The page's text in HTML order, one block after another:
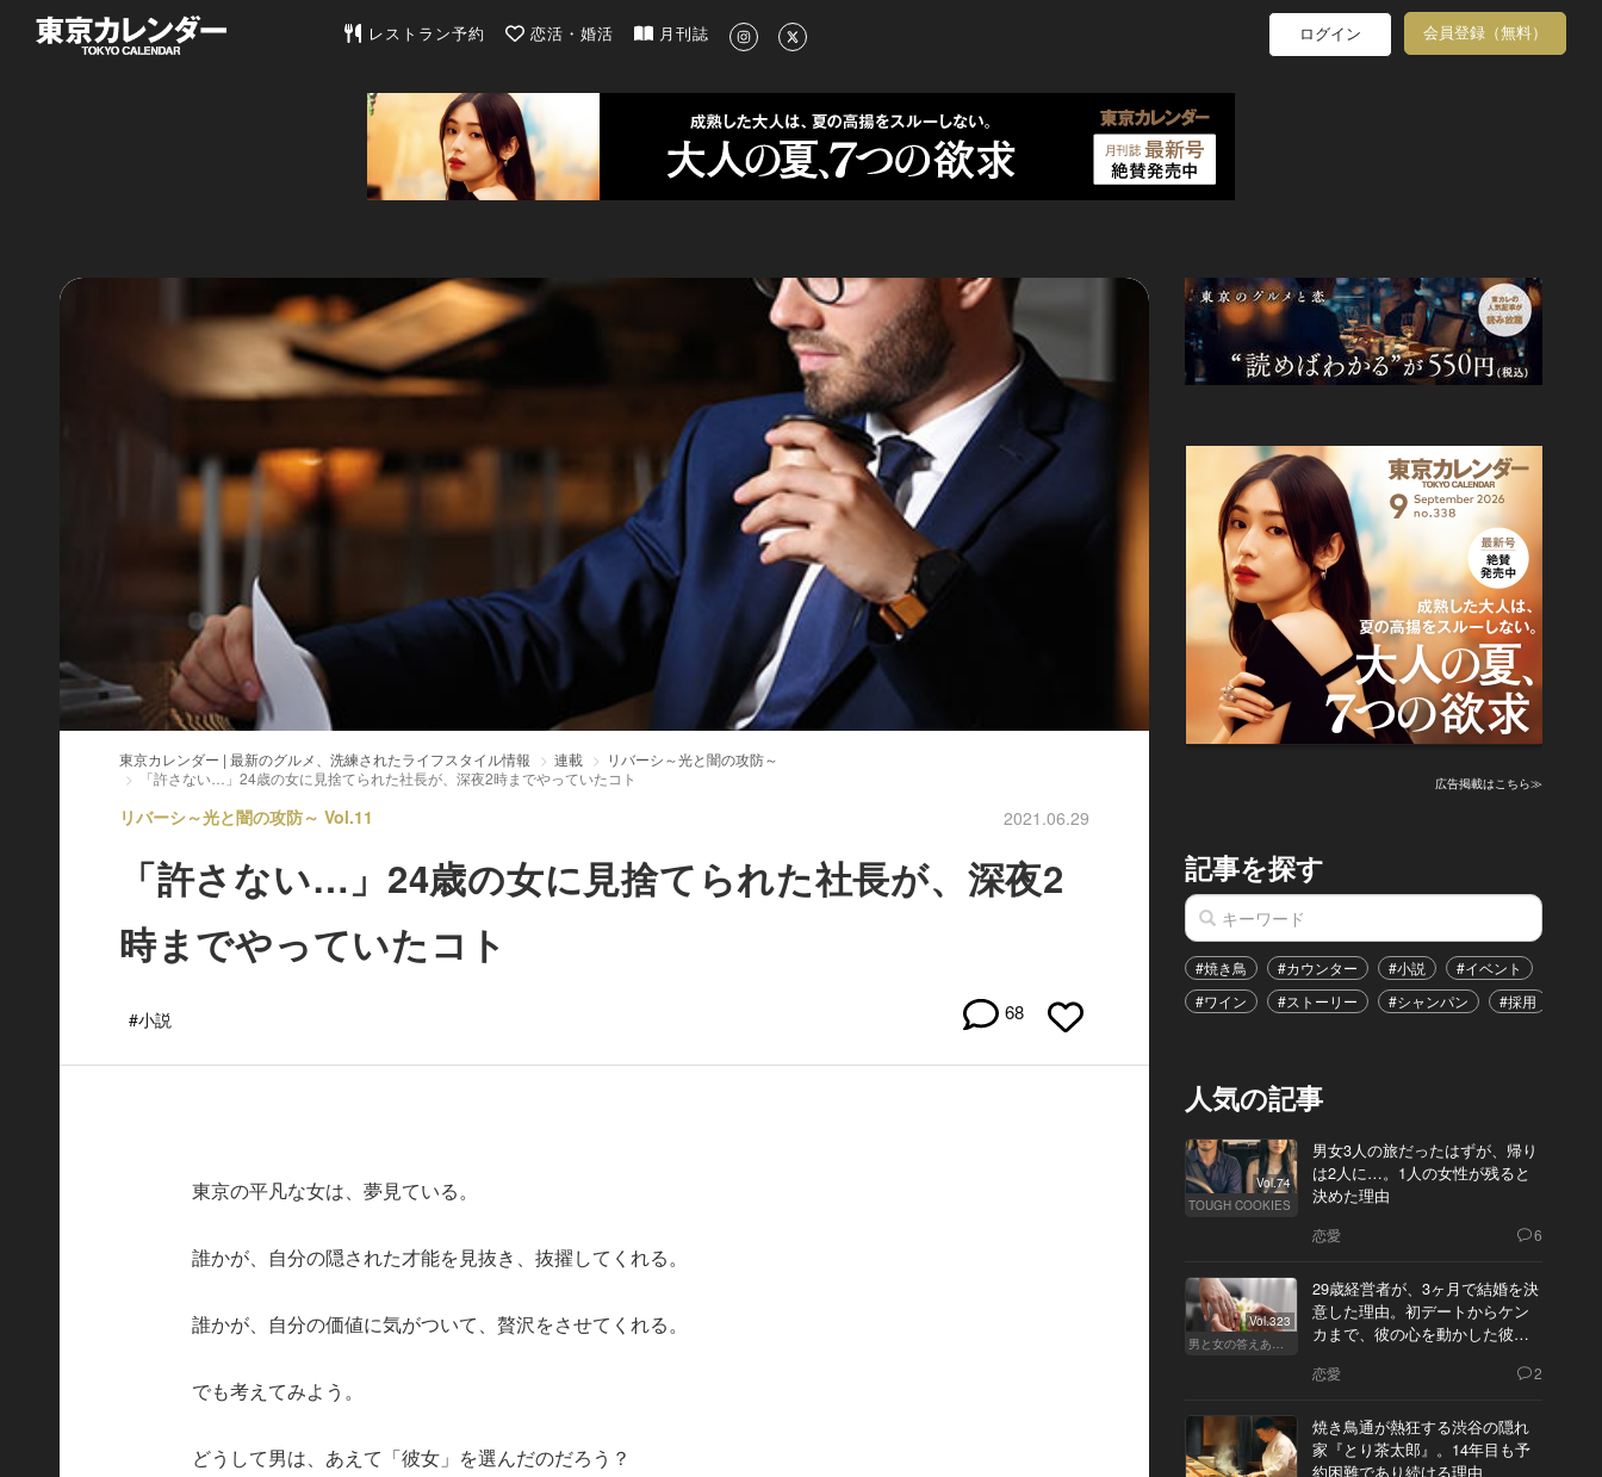
東京カレンダー | 最新のグルメ、洗練されたライフスタイル情報
レストラン予約 恋活・婚活 月刊誌 ログイン 会員登録（無料）
東京カレンダー | 最新のグルメ、洗練されたライフスタイル情報 連載
リバーシ～光と闇の攻防～
「許さない…」24歳の女に見捨てられた社長が、深夜2時までやっていたコト
リバーシ～光と闇の攻防～ Vol.11 2021.06.29
「許さない…」24歳の女に見捨てられた社長が、深夜2
時までやっていたコト
#小説 68
東京の平凡な女は、夢見ている。
誰かが、自分の隠された才能を見抜き、抜擢してくれる。
誰かが、自分の価値に気がついて、贅沢をさせてくれる。
でも考えてみよう。
どうして男は、あえて「彼女」を選んだのだろう？
広告掲載はこちら≫
記事を探す
#焼き鳥 #カウンター #小説 #イベント
#ワイン
#ストーリー #シャンパン #採用
人気の記事
Vol.74
TOUGH COOKIES
男女3人の旅だったはずが、帰り
は2人に…。1人の女性が残ると
決めた理由
恋愛 6
Vol.323
男と女の答えあわせ【Q】
29歳経営者が、3ヶ月で結婚を決
意した理由。初デートからケン
カまで、彼の心を動かした彼女
恋愛 2
焼き鳥通が熱狂する渋谷の隠れ
家『とり茶太郎』。14年目も予
約困難であり続ける理由